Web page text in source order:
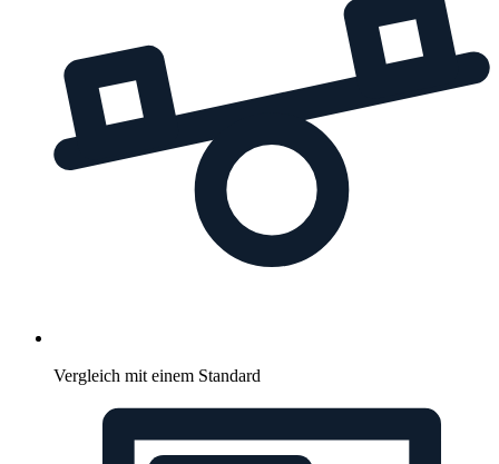
Vergleich mit einem Standard